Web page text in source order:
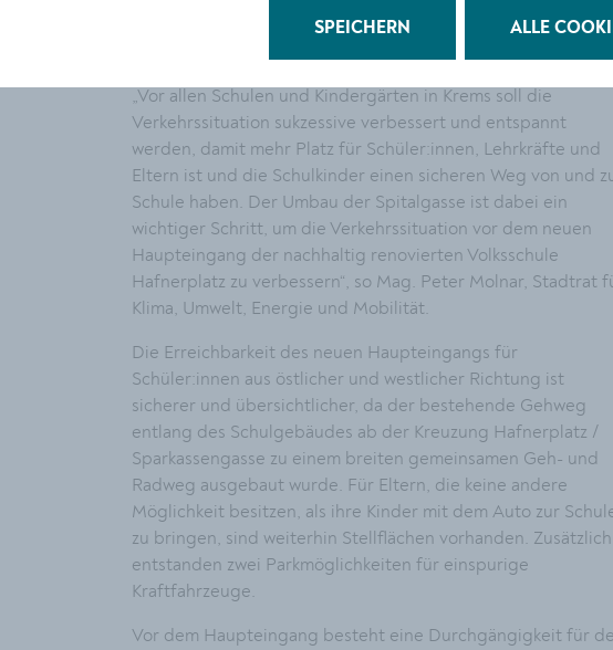
von kleinen Rädern. Neu sind auch Scooter-Parker, die mit
„Vor allen Schulen und Kindergärten in Krems soll die
Verkehrssituation sukzessive verbessert und entspannt
werden, damit mehr Platz für Schüler:innen, Lehrkräfte und
Eltern ist und die Schulkinder einen sicheren Weg von und
Schule haben. Der Umbau der Spitalgasse ist dabei ein
wichtiger Schritt, um die Verkehrssituation vor dem neuen
Haupteingang der nachhaltig renovierten Volksschule
Hafnerplatz zu verbessern“, so Mag. Peter Molnar, Stadtrat
Klima, Umwelt, Energie und Mobilität.
Die Erreichbarkeit des neuen Haupteingangs für
Schüler:innen aus östlicher und westlicher Richtung ist
sicherer und übersichtlicher, da der bestehende Gehweg
entlang des Schulgebäudes ab der Kreuzung Hafnerplatz /
Sparkassengasse zu einem breiten gemeinsamen Geh- und
Radweg ausgebaut wurde. Für Eltern, die keine andere
Möglichkeit besitzen, als ihre Kinder mit dem Auto zur
zu bringen, sind weiterhin Stellflächen vorhanden. Zusätzlich
entstanden zwei Parkmöglichkeiten für einspurige
Kraftfahrzeuge.
Vor dem Haupteingang besteht eine Durchgängigkeit für
SPEICHERN ALLE